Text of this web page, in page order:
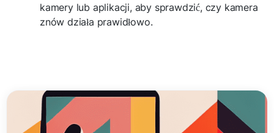
kamery lub aplikacji, aby sprawdzić, czy kamera
znów działa prawidłowo.